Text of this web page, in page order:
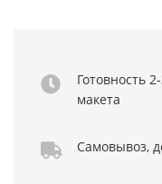
Готовность
макета
Самовывоз,